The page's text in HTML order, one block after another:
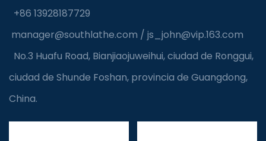
+86 13928187729
manager@southlathe.com / js_john@vip.163.com
No.3 Huafu Road, Bianjiaojuweihui, ciudad de Ronggui,
ciudad de Shunde Foshan, provincia de Guangdong,
China.